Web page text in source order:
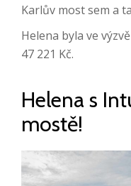
Karlův most sem a
Helena byla ve
47 221 Kč.
Helena s
mostě!